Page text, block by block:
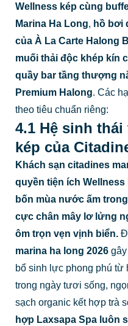
Wellness kép cùng
Marina Ha Long, hồ bơi
của À La Carte Halong
muối thải độc khép kín
quầy bar tầng thượng
Premium Halong. Các
theo tiêu chuẩn riêng:
4.1 Hệ sinh
kép của
Khách sạn citadines
quyền tiện ích
bốn mùa nước ấm
cực chân mây lơ lửng
ôm trọn vẹn vịnh biển.
marina ha long 2026gây
bổ sinh lực phong phú từ
trong ngày tươi sống,
sạch organic kết hợp trà
hợp Laxsapa Spa luôn